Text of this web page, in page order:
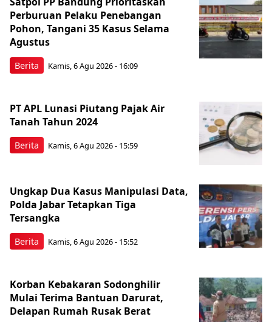
Berita
Perburuan Pelaku Penebangan
Pohon, Tangani 35 Kasus Selama
Agustus
Kamis, 6 Agu 2026 - 16:09
Berita
PT APL Lunasi Piutang Pajak Air
Tanah Tahun 2024
Kamis, 6 Agu 2026 - 15:59
Berita
Ungkap Dua Kasus Manipulasi Data,
Polda Jabar Tetapkan Tiga
Tersangka
Kamis, 6 Agu 2026 - 15:52
Korban Kebakaran Sodonghilir
Mulai Terima Bantuan Darurat,
Delapan Rumah Rusak Berat